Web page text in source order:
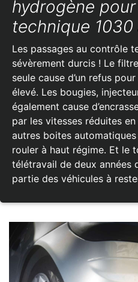
hydrogène
technique
Les passages au contrôle
sévèrement durcis ! Le
seule cause d’un refus
élevé. Les bougies,
également cause
par les vitesses réduites
autres boites
rouler à haut régime. Et le
télétravail de deux années
partie des véhicules à